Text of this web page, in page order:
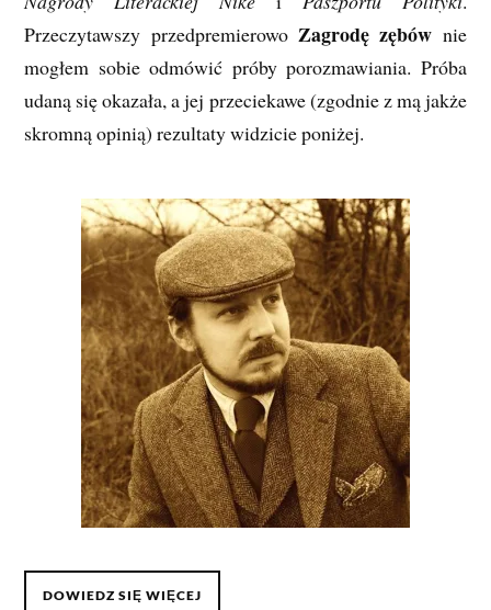
Przeczytawszy przedpremierowo Zagrodę zębów nie
mogłem sobie odmówić próby porozmawiania. Próba
udaną się okazała, a jej przeciekawe (zgodnie z mą jakże
skromną opinią) rezultaty widzicie poniżej.
DOWIEDZ SIĘ WIĘCEJ